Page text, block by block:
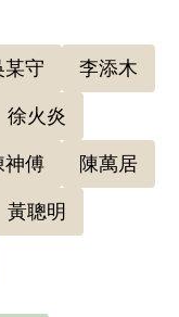
某守 李添木
徐火炎
神傅 陳萬居
黃聰明